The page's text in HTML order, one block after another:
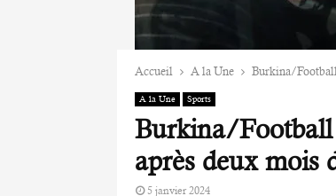
Accueil A la Une Burkina/Football
A la Une Sports
Burkina/Football
après deux mois
5 janvier 2024